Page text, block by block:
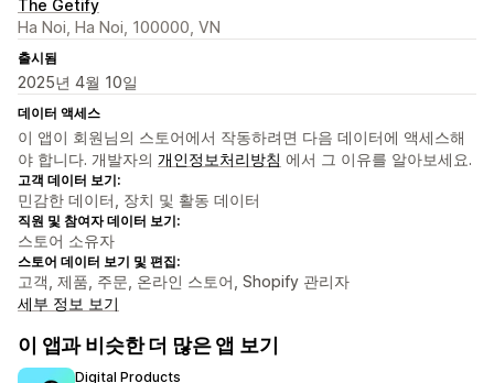
The Getify
Ha Noi, Ha Noi, 100000, VN
출시됨
2025년 4월 10일
데이터 액세스
이 앱이 회원님의 스토어에서 작동하려면 다음 데이터에 액세스해
야 합니다. 개발자의 개인정보처리방침 에서 그 이유를 알아보세요.
고객 데이터 보기:
민감한 데이터, 장치 및 활동 데이터
직원 및 참여자 데이터 보기:
스토어 소유자
스토어 데이터 보기 및 편집:
고객, 제품, 주문, 온라인 스토어, Shopify 관리자
세부 정보 보기
이 앱과 비슷한 더 많은 앱 보기
Digital Products